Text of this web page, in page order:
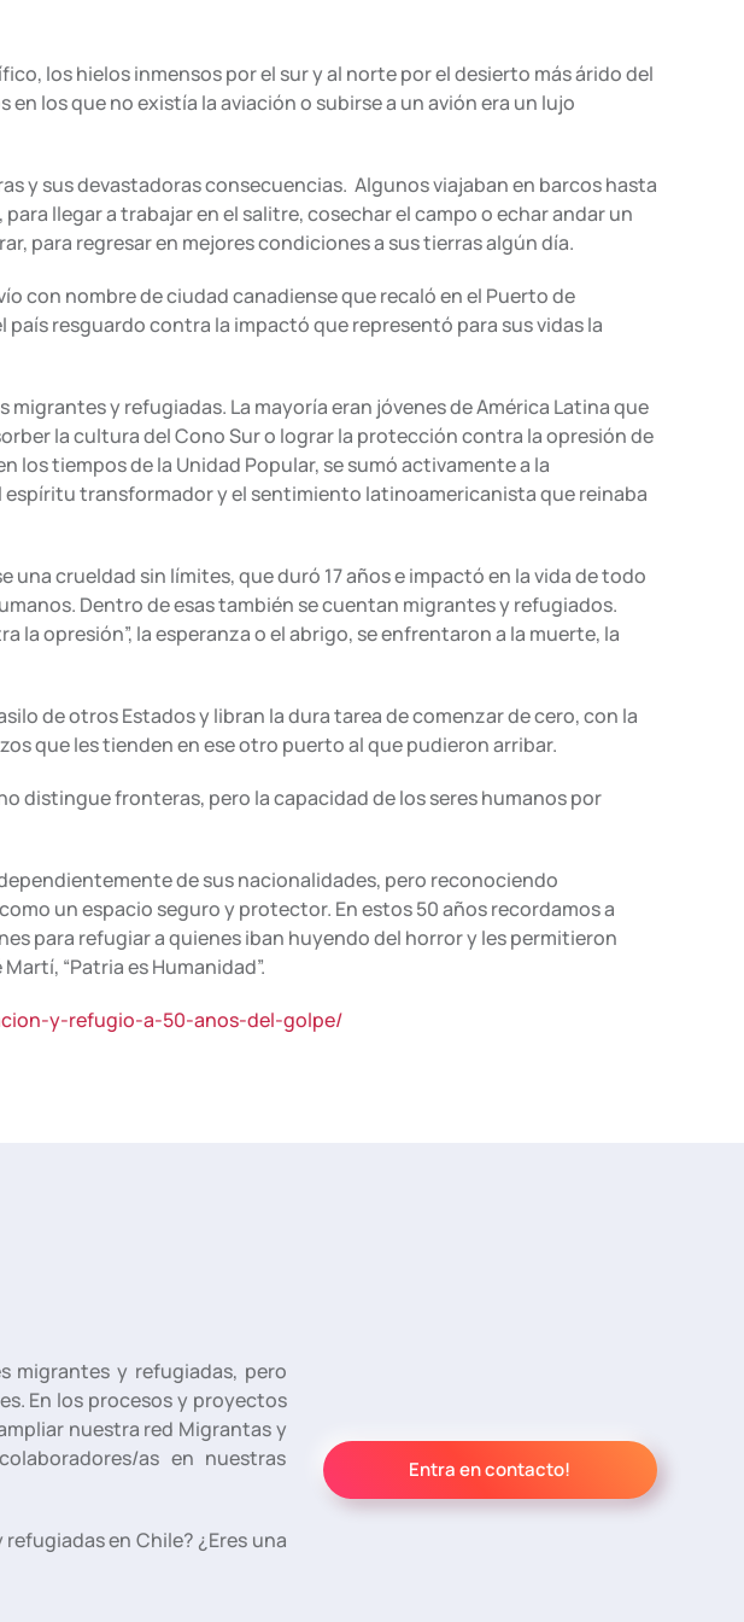
los hielos inmensos por el sur y al norte por el desierto más árido del
los que no existía la aviación o subirse a un avión era un lujo
y sus devastadoras consecuencias. Algunos viajaban en barcos hasta
llegar a trabajar en el salitre, cosechar el campo o echar andar un
para regresar en mejores condiciones a sus tierras algún día.
con nombre de ciudad canadiense que recaló en el Puerto de
resguardo contra la impactó que representó para sus vidas la
y refugiadas. La mayoría eran jóvenes de América Latina que
la cultura del Cono Sur o lograr la protección contra la opresión de
tiempos de la Unidad Popular, se sumó activamente a la
transformador y el sentimiento latinoamericanista que reinaba
una crueldad sin límites, que duró 17 años e impactó en la vida de todo
Dentro de esas también se cuentan migrantes y refugiados.
opresión”, la esperanza o el abrigo, se enfrentaron a la muerte, la
de otros Estados y libran la dura tarea de comenzar de cero, con la
que les tienden en ese otro puerto al que pudieron arribar.
distingue fronteras, pero la capacidad de los seres humanos por
de sus nacionalidades, pero reconociendo
un espacio seguro y protector. En estos 50 años recordamos a
para refugiar a quienes iban huyendo del horror y les permitieron
“Patria es Humanidad”.
y-refugio-a-50-anos-del-golpe/
migrantes y refugiadas, pero
En los procesos y proyectos
nuestra red Migrantas y
as en nuestras
en Chile? ¿Eres una
Entra en contacto!